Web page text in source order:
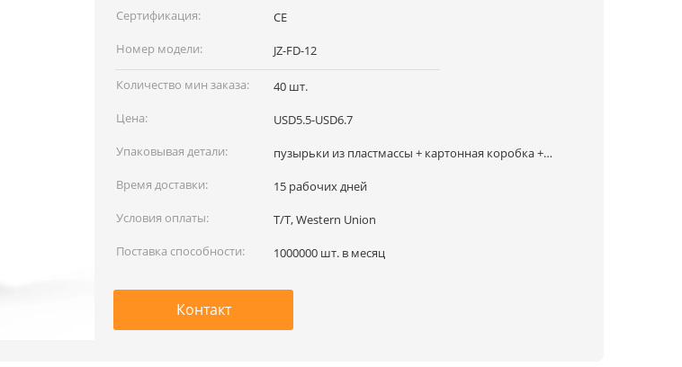
наименование:
Сертификация:
CE
Номер модели:
JZ-FD-12
Количество мин заказа:
40 шт.
Цена:
USD5.5-USD6.7
Упаковывая детали:
пузырьки из пластмассы + картонная коробка +
картонная коробка Master
Время доставки:
15 рабочих дней
Условия оплаты:
T/T, Western Union
Поставка способности:
1000000 шт. в месяц
Контакт